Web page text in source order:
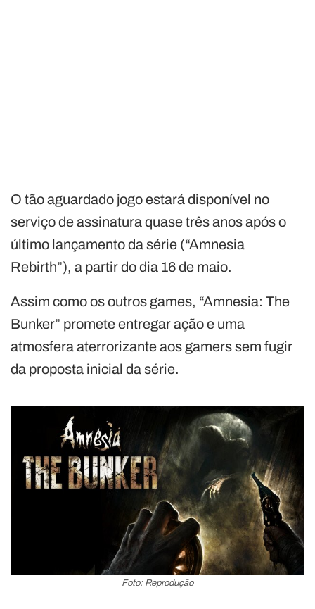
O tão aguardado jogo estará disponível no
serviço de assinatura quase três anos após o
último lançamento da série (“Amnesia
Rebirth”), a partir do dia 16 de maio.
Assim como os outros games, “Amnesia: The
Bunker” promete entregar ação e uma
atmosfera aterrorizante aos gamers sem fugir
da proposta inicial da série.
Foto: Reprodução